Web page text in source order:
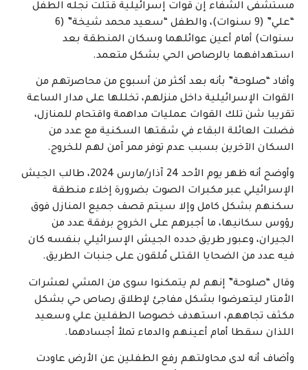
مستشفى الشفاء إن قوات إسرائيلية قتلت نجله الطفل
“علي” (9 سنوات)، والطفل “سعيد محمد شيخة” (6
سنوات) أمام أعين عوائلهما وسكان المنطقة بعد
استهدافهما بالرصاص الحي بشكل متعمد.
وأفاد “صلوحة” بأنه بعد أكثر من أسبوع من محاصرتهم من
القوات الإسرائيلية داخل منزلهم، تخللها على مدار الساعة
تقريبا شن تلك القوات عمليات مداهمة واقتحام للمنازل،
فضلت العائلة البقاء في شقتها السكنية مع عدد من
السكان الآخرين بسبب عدم توفر ممر آمن لهم للخروج.
وأوضح أنه ظهر يوم الأحد 24 آذار/مارس 2024، طالب الجيش
الإسرائيلي عبر مكبرات الصوت بضرورة إخلاء منطقة
سكنهم بشكل كامل وإلا سيتم قصف جميع المنازل فوق
رؤوس سكانيها، ما أجبرهم على الخروج برفقة عدد من
الجيران، وعبور طريق حدده الجيش الإسرائيلي بنفسه كان
فيه عدد من الضحايا القتلى مُلقون على جنبات الطريق.
وقال “صلوحة” إنهم لم يتمكنوا سوى من المشي لعشرات
الأمتار ليتعرضوا بشكل مفاجئ لإطلاق رصاص حي بشكل
مكثف تجاههم، استهدف خصوصا الطفلين علي وسعيد
اللذان سقطا أمام أعينهم والدماء تملأ أجسادهما.
وأضاف أنه لدى محاولتهم رفع الطفلين عن الأرض عاودت